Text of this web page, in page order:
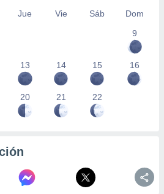
Jue Vie Sáb
Dom
9
13 14 15 16
20 21 22